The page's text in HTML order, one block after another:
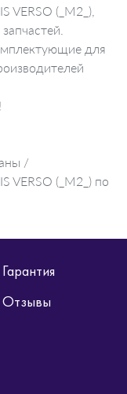
VERSO (_M2_),
для
/
VERSO (_M2_) по
Гарантия
Отзывы